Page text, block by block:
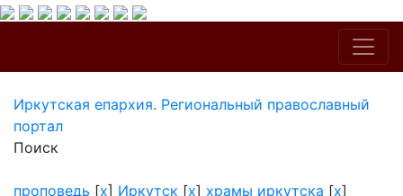
Иркутская епархия. Региональный православный
портал
Поиск
проповедь [x] Иркутск [x] храмы иркутска [x]